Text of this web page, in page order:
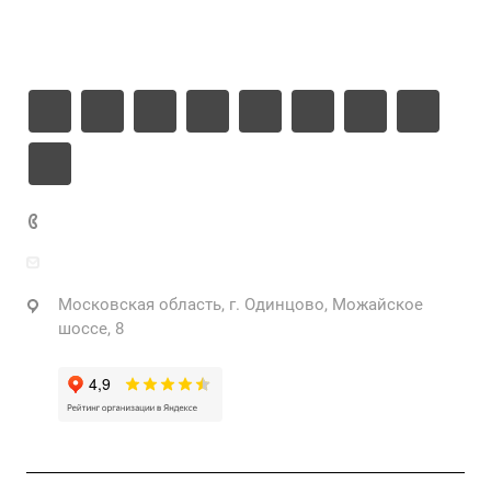
Московская область, г. Одинцово, Можайское
шоссе, 8